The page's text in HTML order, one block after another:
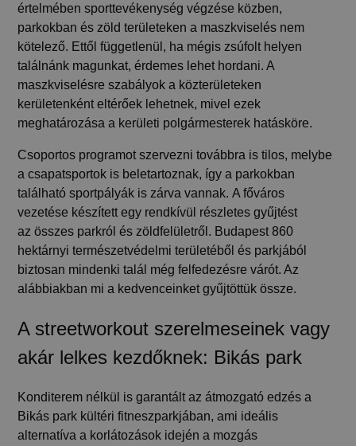
értelmébensporttevékenység végzése közben,
parkokban és zöld területeken a maszkviselés nem
kötelező. Ettől függetlenül, ha mégis zsúfolt helyen
találnánk magunkat, érdemes lehet hordani. A
maszkviselésre szabályok a közterületeken
kerületenként eltérőek lehetnek, mivel ezek
meghatározása a kerületi polgármesterek hatásköre.
Csoportos programot szervezni továbbra is tilos, melybe
a csapatsportok is beletartoznak, így a parkokban
található sportpályák is zárva vannak. A főváros
vezetése készített egy rendkívül részletes gyűjtést
azösszes parkról és zöldfelületről. Budapest 860
hektárnyi természetvédelmi területéből és parkjából
biztosan mindenki talál még felfedezésre várót. Az
alábbiakban mi a kedvenceinket gyűjtöttük össze.
A streetworkout szerelmeseinek vagy
akár lelkes kezdőknek: Bikás park
Konditerem nélkül is garantált az átmozgató edzés a
Bikás park kültéri fitneszparkjában, ami ideális
alternatíva a korlátozások idején a mozgás